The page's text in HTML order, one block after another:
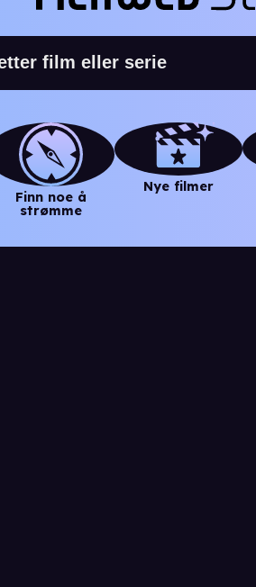
Finn noe å
strømme
Nye filmer